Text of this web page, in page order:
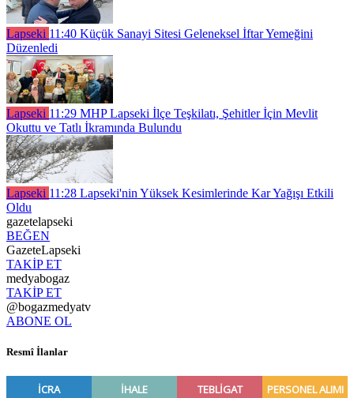
Lapseki 11:40 Küçük Sanayi Sitesi Geleneksel İftar Yemeğini
Düzenledi
Lapseki 11:29 MHP Lapseki İlçe Teşkilatı, Şehitler İçin Mevlit
Okuttu ve Tatlı İkramında Bulundu
Lapseki 11:28 Lapseki'nin Yüksek Kesimlerinde Kar Yağışı Etkili
Oldu
gazetelapseki
BEĞEN
GazeteLapseki
TAKİP ET
medyabogaz
TAKİP ET
@bogazmedyatv
ABONE OL
Resmî İlanlar